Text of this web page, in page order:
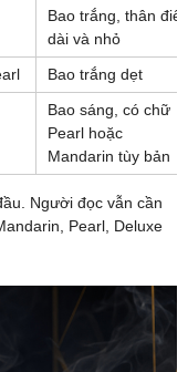
Bao trắng, thân
dài và nhỏ
Bao trắng dẹt
Bao sáng, có chữ
Pearl hoặc
Mandarin tùy bản
Người đọc vẫn cần
Pearl, Deluxe